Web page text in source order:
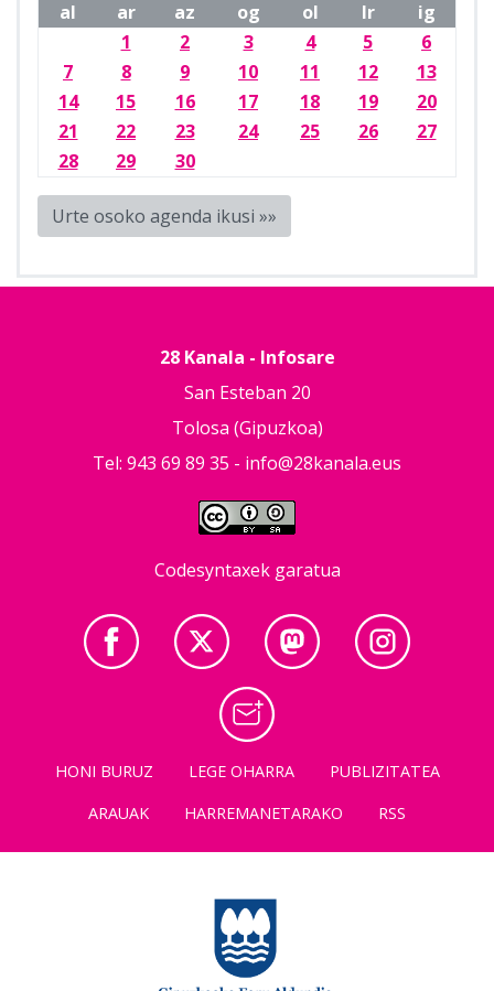
al
ar az og ol lr
ig
1
2 3 4 5
6
7
8 9 10 11 12
13
14
15 16 17 18 19
20
21
22 23 24 25 26
27
28
29 30
Urte osoko agenda ikusi »»
28 Kanala - Infosare
San Esteban 20
Tolosa (Gipuzkoa)
Tel: 943 69 89 35 - info@28kanala.eus
Codesyntaxek garatua
HONI BURUZ LEGE OHARRA
PUBLIZITATEA
ARAUAK
HARREMANETARAKO RSS